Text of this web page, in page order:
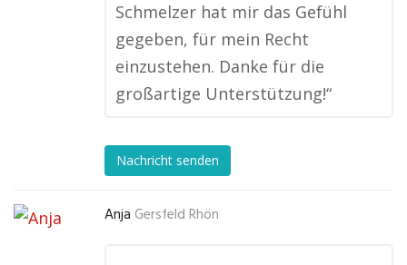
Schmelzer hat mir das Gefühl
gegeben, für mein Recht
einzustehen. Danke für die
großartige Unterstützung!“
Nachricht senden
Anja Gersfeld Rhön